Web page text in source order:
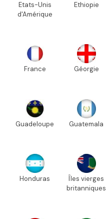
Etats-Unis
d'Amérique
Ethiopie
France Géorgie
Guadeloupe Guatemala
Honduras
Îles vierges
britanniques